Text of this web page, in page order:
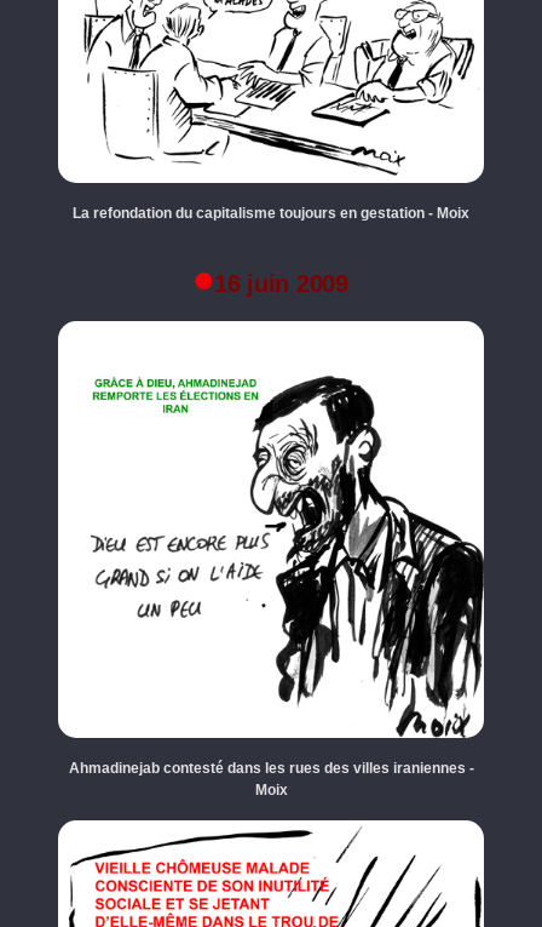
La refondation du capitalisme toujours en gestation - Moix
16 juin 2009
Ahmadinejab contesté dans les rues des villes iraniennes -
Moix